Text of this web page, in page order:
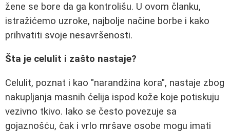
žene se bore da ga kontrolišu. U ovom članku,
istražićemo uzroke, najbolje načine borbe i kako
prihvatiti svoje nesavršenosti.
Šta je celulit i zašto nastaje?
Celulit, poznat i kao "narandžina kora", nastaje zbog
nakupljanja masnih ćelija ispod kože koje potiskuju
vezivno tkivo. Iako se često povezuje sa
gojaznošću, čak i vrlo mršave osobe mogu imati